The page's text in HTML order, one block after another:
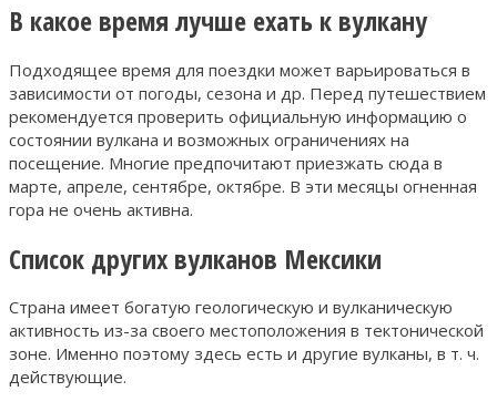
В какое время лучше ехать к вулкану
Подходящее время для поездки может варьироваться в
зависимости от погоды, сезона и др. Перед путешествием
рекомендуется проверить официальную информацию о
состоянии вулкана и возможных ограничениях на
посещение. Многие предпочитают приезжать сюда в
марте, апреле, сентябре, октябре. В эти месяцы огненная
гора не очень активна.
Список других вулканов Мексики
Страна имеет богатую геологическую и вулканическую
активность из-за своего местоположения в тектонической
зоне. Именно поэтому здесь есть и другие вулканы, в т. ч.
действующие.